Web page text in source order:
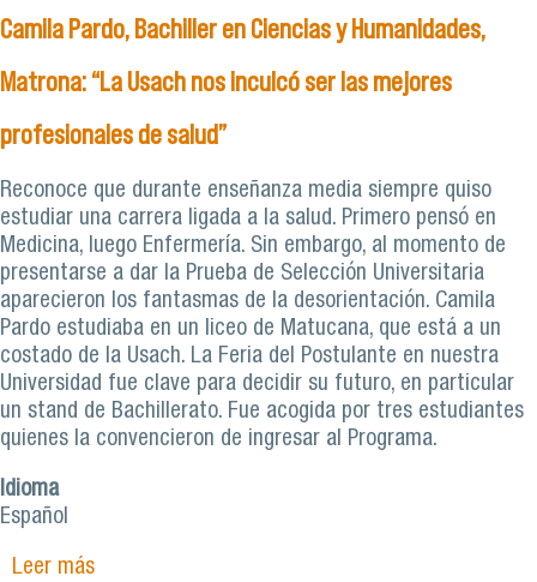
Mama en conversatorio virtual
Camila Pardo, Bachiller en Ciencias y Humanidades,
Matrona: “La Usach nos inculcó ser las mejores
profesionales de salud”
Reconoce que durante enseñanza media siempre quiso
estudiar una carrera ligada a la salud. Primero pensó en
Medicina, luego Enfermería. Sin embargo, al momento de
presentarse a dar la Prueba de Selección Universitaria
aparecieron los fantasmas de la desorientación. Camila
Pardo estudiaba en un liceo de Matucana, que está a un
costado de la Usach. La Feria del Postulante en nuestra
Universidad fue clave para decidir su futuro, en particular
un stand de Bachillerato. Fue acogida por tres estudiantes
quienes la convencieron de ingresar al Programa.
Idioma
Español
Leer mássobre Camila Pardo, Bachiller en Ciencias y